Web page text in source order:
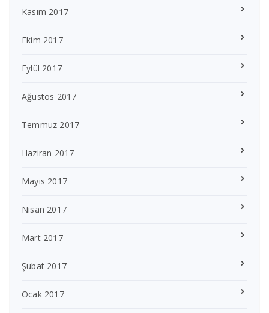
Kasım 2017
Ekim 2017
Eylül 2017
Ağustos 2017
Temmuz 2017
Haziran 2017
Mayıs 2017
Nisan 2017
Mart 2017
Şubat 2017
Ocak 2017